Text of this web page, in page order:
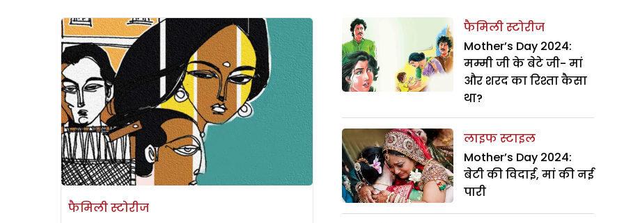
फैमिली स्टोरीज
फैमिली स्टोरीज
Mother’s Day 2024:
मम्मी जी के बेटे जी- मां
और शरद का रिश्ता कैसा
था?
लाइफ स्टाइल
Mother’s Day 2024:
बेटी की विदाई, मां की नई
पारी